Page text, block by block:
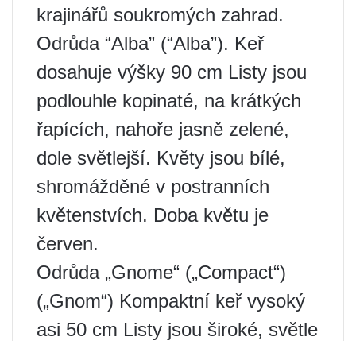
krajinářů soukromých zahrad.
Odrůda “Alba” (“Alba”). Keř
dosahuje výšky 90 cm Listy jsou
podlouhle kopinaté, na krátkých
řapících, nahoře jasně zelené,
dole světlejší. Květy jsou bílé,
shromážděné v postranních
květenstvích. Doba květu je
červen.
Odrůda „Gnome“ („Compact“)
(„Gnom“) Kompaktní keř vysoký
asi 50 cm Listy jsou široké, světle